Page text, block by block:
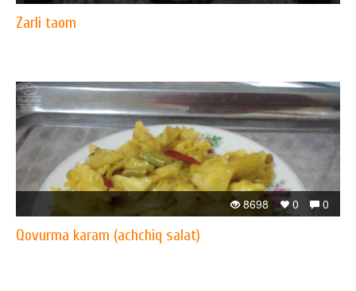
Zarli taom
0
0
8698
Qovurma karam (achchiq salat)